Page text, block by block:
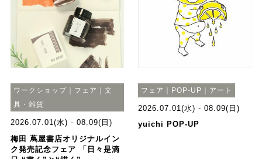
ワークショップ｜フェア｜文
具・雑貨
2026.07.01(水) - 08.09(日)
梅田 蔦屋書店オリジナルイン
ク発売記念フェア 「日々是滴
フェア｜POP-UP｜アート
2026.07.01(水) - 08.09(日)
yuichi POP-UP